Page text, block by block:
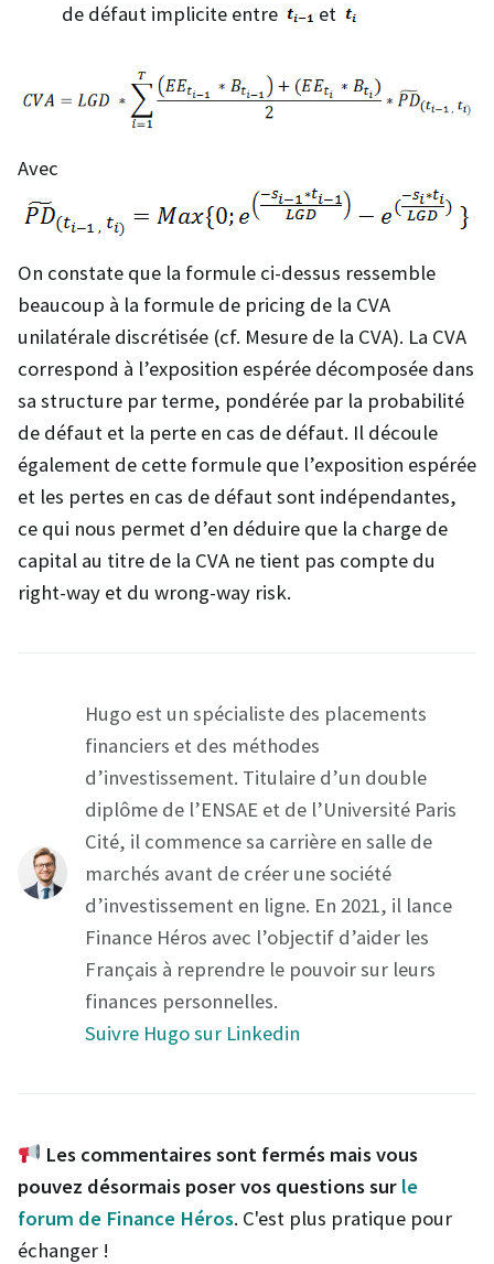
de défaut implicite entre
et
Avec
On constate que la formule ci-dessus ressemble
beaucoup à la formule de pricing de la CVA
unilatérale discrétisée (cf. Mesure de la CVA). La CVA
correspond à l’exposition espérée décomposée dans
sa structure par terme, pondérée par la probabilité
de défaut et la perte en cas de défaut. Il découle
également de cette formule que l’exposition espérée
et les pertes en cas de défaut sont indépendantes,
ce qui nous permet d’en déduire que la charge de
capital au titre de la CVA ne tient pas compte du
right-way et du wrong-way risk.
Hugo est un spécialiste des placements
financiers et des méthodes
d’investissement. Titulaire d’un double
diplôme de l’ENSAE et de l’Université Paris
Cité, il commence sa carrière en salle de
marchés avant de créer une société
d’investissement en ligne. En 2021, il lance
Finance Héros avec l’objectif d’aider les
Français à reprendre le pouvoir sur leurs
finances personnelles.
Suivre Hugo sur Linkedin
Les commentaires sont fermés mais vous
pouvez désormais poser vos questions sur le
forum de Finance Héros. C'est plus pratique pour
échanger !